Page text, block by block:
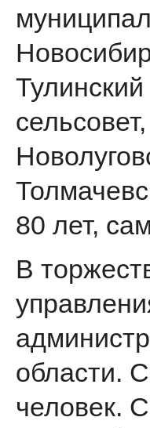
80 лет,
В
области.
человек.